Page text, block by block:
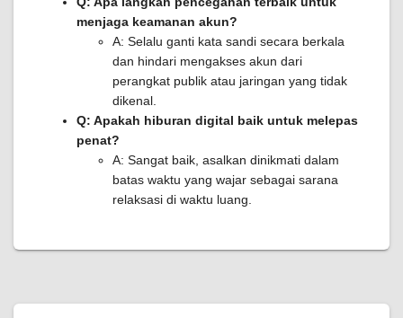
menjaga keamanan akun?
A: Selalu ganti kata sandi secara berkala
dan hindari mengakses akun dari
perangkat publik atau jaringan yang tidak
dikenal.
Q: Apakah hiburan digital baik untuk melepas
penat?
A: Sangat baik, asalkan dinikmati dalam
batas waktu yang wajar sebagai sarana
relaksasi di waktu luang.